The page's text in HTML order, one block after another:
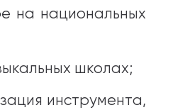
на национальных
школах;
инструмента,